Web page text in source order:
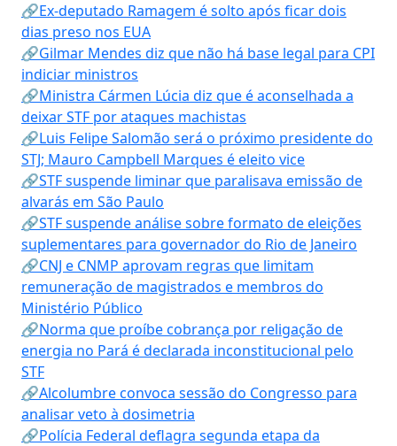
🔗Ex-deputado Ramagem é solto após ficar dois
dias preso nos EUA
🔗Gilmar Mendes diz que não há base legal para CPI
indiciar ministros
🔗Ministra Cármen Lúcia diz que é aconselhada a
deixar STF por ataques machistas
🔗Luis Felipe Salomão será o próximo presidente do
STJ; Mauro Campbell Marques é eleito vice
🔗STF suspende liminar que paralisava emissão de
alvarás em São Paulo
🔗STF suspende análise sobre formato de eleições
suplementares para governador do Rio de Janeiro
🔗CNJ e CNMP aprovam regras que limitam
remuneração de magistrados e membros do
Ministério Público
🔗Norma que proíbe cobrança por religação de
energia no Pará é declarada inconstitucional pelo
STF
🔗Alcolumbre convoca sessão do Congresso para
analisar veto à dosimetria
🔗Polícia Federal deflagra segunda etapa da